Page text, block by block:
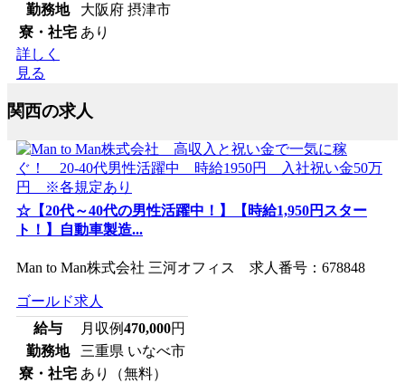
勤務地
大阪府 摂津市
寮・社宅 あり
詳しく
見る
関西の求人
☆【20代～40代の男性活躍中！】【時給1,950円スター
ト！】自動車製造...
Man to Man株式会社 三河オフィス 求人番号：678848
ゴールド求人
給与
月収例470,000円
勤務地
三重県 いなべ市
寮・社宅 あり（無料）